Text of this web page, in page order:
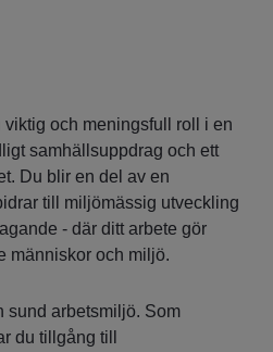
och meningsfull roll i en
samhällsuppdrag och ett
Du blir en del av en
till miljömässig utveckling
- där ditt arbete gör
människor och miljö.
sund arbetsmiljö. Som
du tillgång till